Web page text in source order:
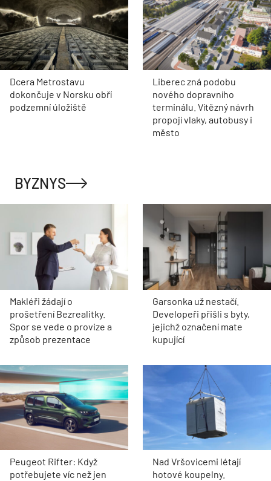
Dcera Metrostavu
dokončuje v Norsku obří
podzemní úložiště
Liberec zná podobu
nového dopravního
terminálu. Vítězný návrh
propojí vlaky, autobusy i
město
BYZNYS
Makléři žádají o
prošetření Bezrealitky.
Spor se vede o provize a
způsob prezentace
Garsonka už nestačí.
Developeři přišli s byty,
jejichž označení mate
kupující
Peugeot Rifter: Když
potřebujete víc než jen
Nad Vršovicemi létají
hotové koupelny.